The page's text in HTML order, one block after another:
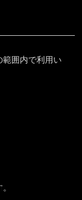
範囲内で利用い